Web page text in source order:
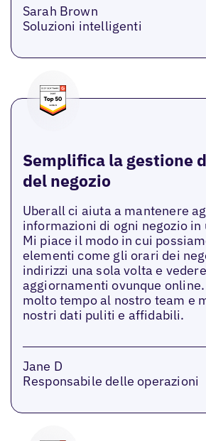
Sarah Brown
Soluzioni intelligenti
Semplifica la gestione
del negozio
Uberall ci aiuta a mantenere
informazioni di ogni negozio in
Mi piace il modo in cui
elementi come gli orari dei
indirizzi una sola volta e
aggiornamenti ovunque
molto tempo al nostro team e
nostri dati puliti e affidabili.
Jane D
Responsabile delle operazioni